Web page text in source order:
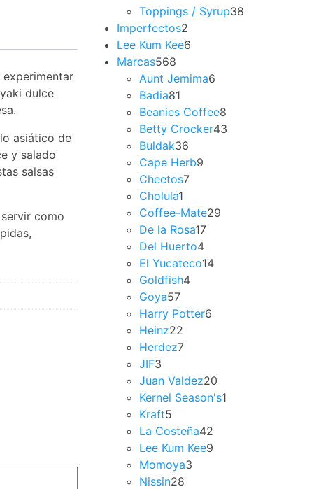
experimentar
dulce
asiático de
y salado
salsas
como
Toppings / Syrup38
Imperfectos2
Lee Kum Kee6
Marcas568
Aunt Jemima6
Badia81
Beanies Coffee8
Betty Crocker43
Buldak36
Cape Herb9
Cheetos7
Cholula1
Coffee-Mate29
De la Rosa17
Del Huerto4
El Yucateco14
Goldfish4
Goya57
Harry Potter6
Heinz22
Herdez7
JIF3
Juan Valdez20
Kernel Season's1
Kraft5
La Costeña42
Lee Kum Kee9
Momoya3
Nissin28